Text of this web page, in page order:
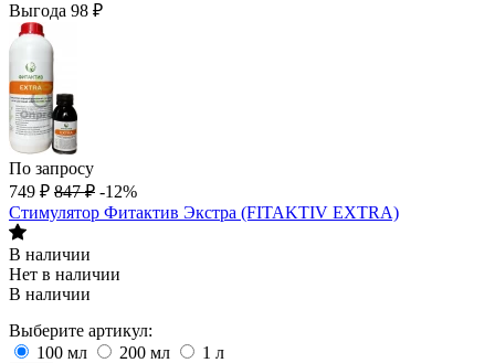
Выгода 98 ₽
По запросу
749 ₽ 847 ₽ -12%
Стимулятор Фитактив Экстра (FITAKTIV EXTRA)
В наличии
Нет в наличии
В наличии
Выберите артикул:
100 мл
200 мл 1 л